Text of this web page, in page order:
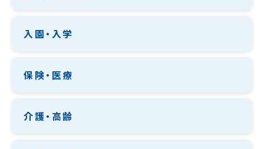
入園・入学
保険・医療
介護・高齢